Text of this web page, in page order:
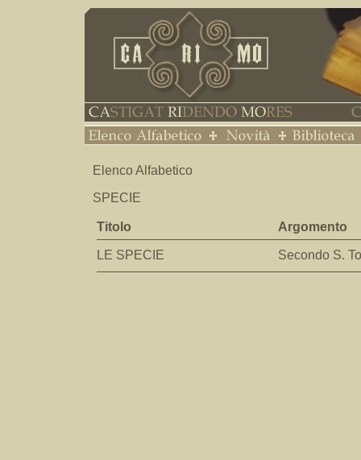
Elenco Alfabetico
SPECIE
Titolo Argomento
LE SPECIE Secondo S.